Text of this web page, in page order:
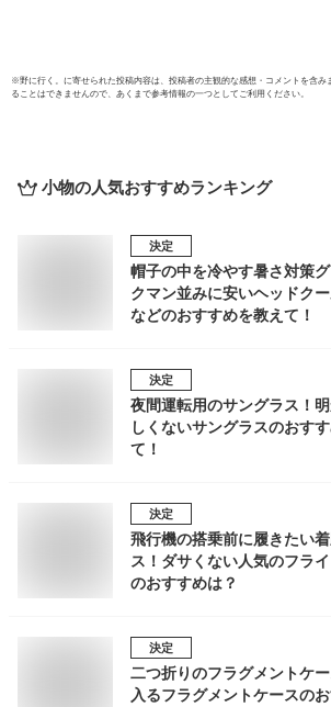
※野に行く。 に寄せられた投稿内容は、投稿者の主観的な感想・コメントを含
ることはできませんので、あくまで参考情報の一つとしてご利用ください。
小物の人気おすすめランキング
決定
帽子の中を冷やす暑さ対策
クマン並みに安いヘッドク
などのおすすめを教えて！
決定
夜間運転用のサングラス！
しくないサングラスのおす
て！
決定
飛行機の搭乗前に履きたい
ス！ダサくない人気のフラ
のおすすめは？
決定
二つ折りのフラグメントケ
入るフラグメントケースの